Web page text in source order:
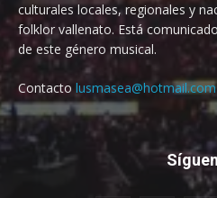
culturales locales, regionales y
folklor vallenato. Está
de este género musical.
Contacto lusmasea@hotmail.com